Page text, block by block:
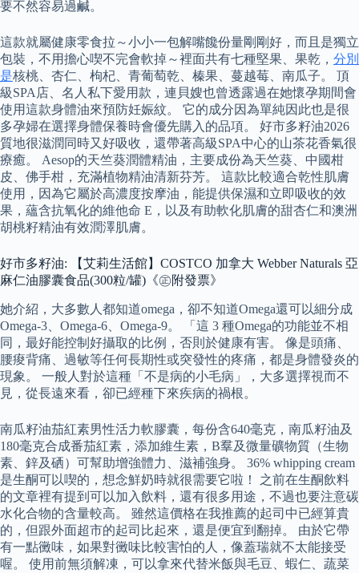
要不然容易過鹹。
這款就屬健康零食拉～小小一包解嘴饞份量剛剛好，而且是獨立
包裝，不用擔心喫不完會軟掉～裡面共有七種堅果、果乾， 分別
是核桃、杏仁、枸杞、青葡萄乾、榛果、蔓越莓、南瓜子。 頂
級SPA店、名人私下愛用款，連貝嫂也曾透露過在她懷孕期間會
使用這款身體油來預防妊娠紋。 它的成分因為單純因此也是很
多孕婦在選擇身體保養時會優先購入的品項。 好市多籽油2026
質地很滋潤同時又好吸收，還帶著高級SPA中心的山茶花香氣很
療癒。 Aesop的天竺葵潤體精油，主要成份為天竺葵、中國柑
皮、佛手柑，充滿植物精油清新芬芳。 這款比較適合乾性肌膚
使用，因為它屬於高濃度按摩油，能提供保濕和立即吸收的效
果，蘊含抗氧化的維他命 E，以及有助軟化肌膚的甜杏仁和澳洲
胡桃籽精油有效潤澤肌膚。
好市多籽油: 【艾莉生活館】COSTCO 加拿大 Webber Naturals 亞
麻仁油膠囊食品(300粒/罐)《㊣附發票》
她介紹，大多數人都知道omega，卻不知道Omega還可以細分成
Omega-3、Omega-6、Omega-9。 「這 3 種Omega的功能並不相
同，最好能控制好攝取的比例，否則於健康有害。 像是頭痛、
腰痠背痛、過敏等任何長期性或突發性的疼痛，都是身體發炎的
現象。 一般人對於這種「不是病的小毛病」，大多選擇視而不
見，從長遠來看，卻已經種下來疾病的禍根。
南瓜籽油茄紅素男性活力軟膠囊，每份含640毫克，南瓜籽油及
180毫克合成番茄紅素，添加維生素，B羣及微量礦物質（生物
素、鋅及硒）可幫助增強體力、滋補強身。 36% whipping cream
是生酮可以喫的，想念鮮奶時就很需要它啦！ 之前在生酮飲料
的文章裡有提到可以加入飲料，還有很多用途，不過也要注意碳
水化合物的含量較高。 雖然這價格在我推薦的起司中已經算貴
的，但跟外面超市的起司比起來，還是便宜到翻掉。 由於它帶
有一點黴味，如果對黴味比較害怕的人，像蓋瑞就不太能接受
喔。 使用前無須解凍，可以拿來代替米飯與毛豆、蝦仁、蔬菜